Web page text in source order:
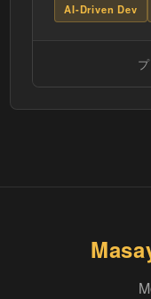
AI-Driven Dev